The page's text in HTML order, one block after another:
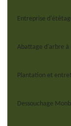
Entreprise
Abattage d'arbre à
Plantation et
Dessouchage